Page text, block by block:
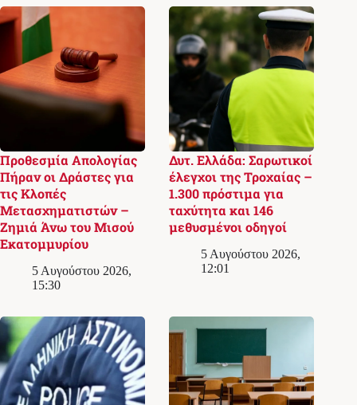
Προθεσμία Απολογίας
Πήραν οι Δράστες για
τις Κλοπές
Μετασχηματιστών –
Ζημιά Άνω του Μισού
Εκατομμυρίου
5 Αυγούστου 2026,
15:30
Δυτ. Ελλάδα: Σαρωτικοί
έλεγχοι της Τροχαίας –
1.300 πρόστιμα για
ταχύτητα και 146
μεθυσμένοι οδηγοί
5 Αυγούστου 2026,
12:01